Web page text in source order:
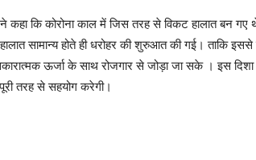
ने कहा कि कोरोना काल में जिस तरह से विकट हालात बन
सामान्य होते ही धरोहर की शुरुआत की गई। ताकि
ऊर्जा के साथ रोजगार से जोड़ा जा सके । इस दिशा
तरह से सहयोग करेगी।